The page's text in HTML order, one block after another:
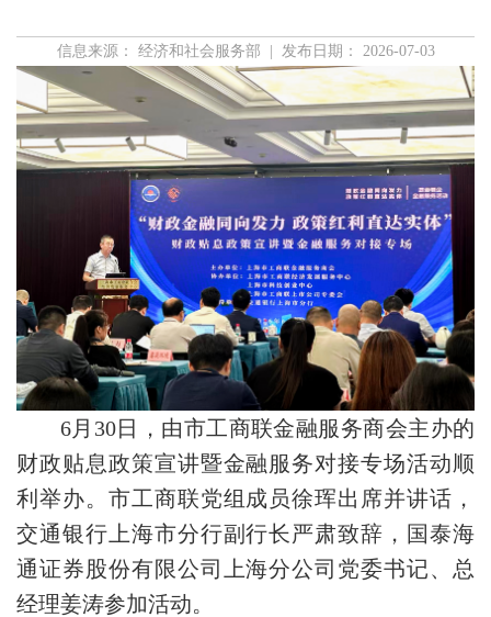
信息来源： 经济和社会服务部 | 发布日期： 2026-07-03
6月30日，由市工商联金融服务商会主办的
财政贴息政策宣讲暨金融服务对接专场活动顺
利举办。市工商联党组成员徐珲出席并讲话，
交通银行上海市分行副行长严肃致辞，国泰海
通证券股份有限公司上海分公司党委书记、总
经理姜涛参加活动。